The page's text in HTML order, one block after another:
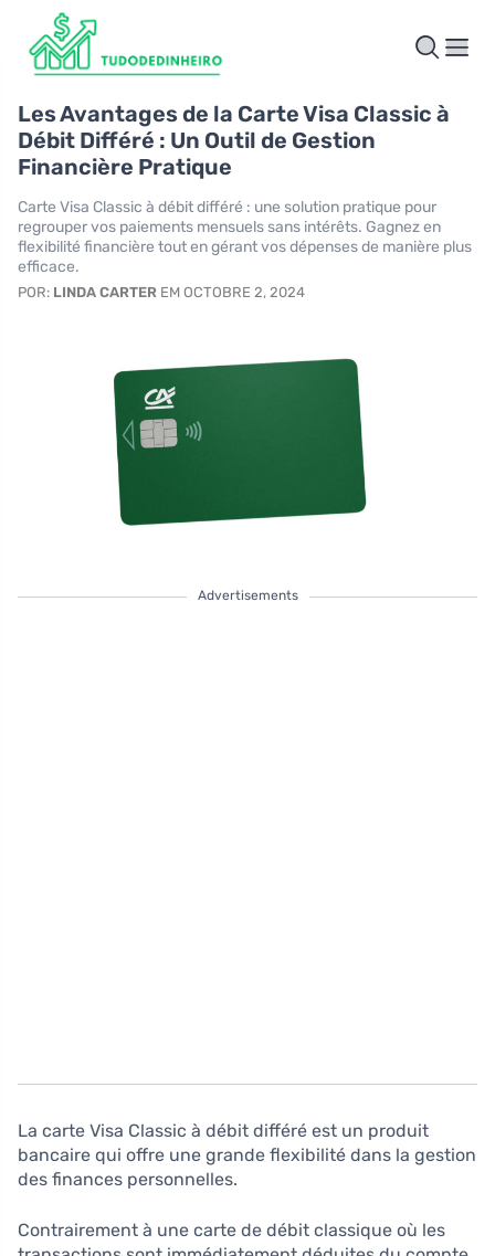
Les Avantages de la Carte Visa Classic à
Débit Différé : Un Outil de Gestion
Financière Pratique
Carte Visa Classic à débit différé : une solution pratique pour
regrouper vos paiements mensuels sans intérêts. Gagnez en
flexibilité financière tout en gérant vos dépenses de manière plus
efficace.
POR: LINDA CARTER EM OCTOBRE 2, 2024
Advertisements
La carte Visa Classic à débit différé est un produit
bancaire qui offre une grande flexibilité dans la gestion
des finances personnelles.
Contrairement à une carte de débit classique où les